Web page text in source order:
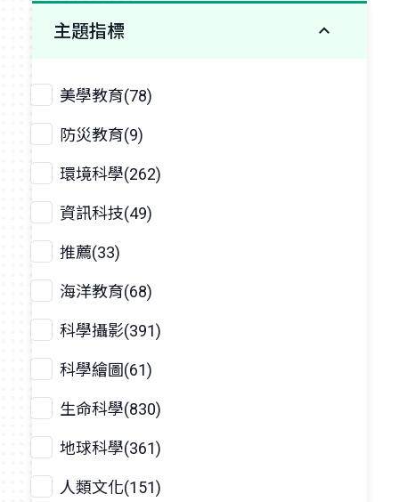
主題指標
美學教育(78)
防災教育(9)
環境科學(262)
資訊科技(49)
推薦(33)
海洋教育(68)
科學攝影(391)
科學繪圖(61)
生命科學(830)
地球科學(361)
人類文化(151)